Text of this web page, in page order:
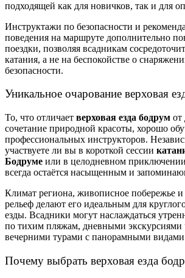
подходящей как для новичков, так и для
Инструктажи по безопасности и
поведения на маршруте дополнительно
поездки, позволяя всадникам
катания, а не на беспокойстве о
безопасности.
Уникальное очарование верховая
То, что отличает верховая езда бодрум от
сочетание природной красоты, хорошо
профессиональных инструкторов.
участвуете ли вы в короткой сессии
Бодруме или в целодневном
всегда остаётся насыщенным и
Климат региона, живописное побережье и
рельеф делают его идеальным для
езды. Всадники могут наслаждаться
по тихим пляжам, дневными экскурсиями
вечерними турами с панорамными
Почему выбрать верховая езда